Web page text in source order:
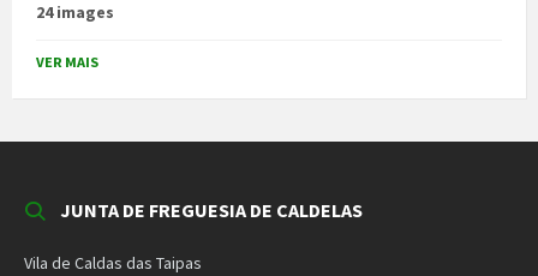
24 images
VER MAIS
JUNTA DE FREGUESIA DE CALDELAS
Vila de Caldas das Taipas